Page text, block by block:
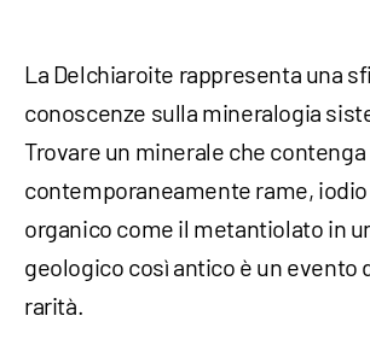
La Delchiaroite rappresenta una
conoscenze sulla mineralogia
Trovare un minerale che contenga
contemporaneamente rame,
organico come il metantiolato in
geologico così antico è un evento
rarità.